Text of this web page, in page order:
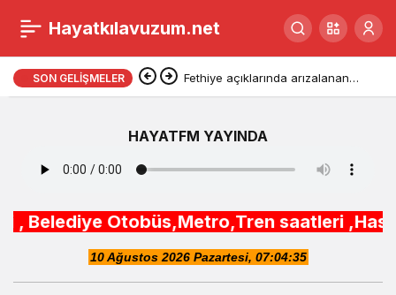
Hayatkılavuzum.net
SON GELIŞMELER Fethiye açıklarında arızalanan
HAYATFM YAYINDA
Otobüs,Metro,Tren saatleri
Kabine bayram tatili
ardından yoğun
0 Paylaş